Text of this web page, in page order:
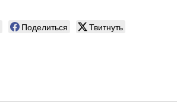
Поделиться Твитнуть